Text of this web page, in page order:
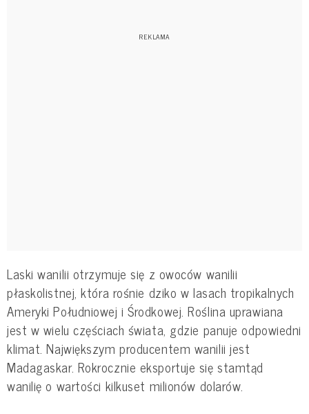
Laski wanilii otrzymuje się z owoców wanilii
płaskolistnej, która rośnie dziko w lasach tropikalnych
Ameryki Południowej i Środkowej. Roślina uprawiana
jest w wielu częściach świata, gdzie panuje odpowiedni
klimat. Największym producentem wanilii jest
Madagaskar. Rokrocznie eksportuje się stamtąd
wanilię o wartości kilkuset milionów dolarów.